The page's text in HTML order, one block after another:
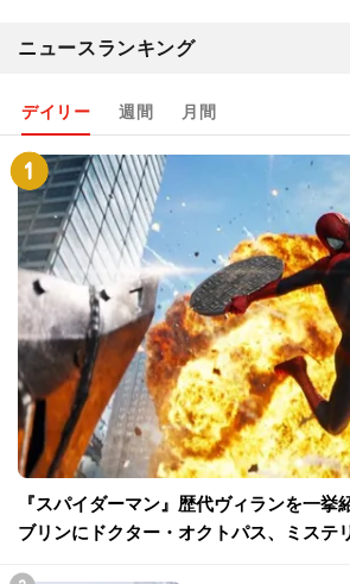
ニュースランキング
デイリー 週間 月間
『スパイダーマン』歴代ヴィランを一挙
ブリンにドクター・オクトパス、ミステ